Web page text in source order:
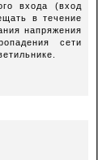
входа (вход
в течение
напряжения
сети